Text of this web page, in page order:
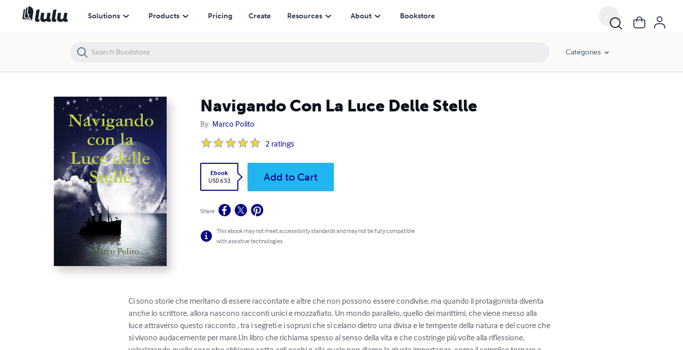
Solutions Products Pricing Create Resources About Bookstore
Categories
Navigando Con La Luce Delle Stelle
By Marco Polito
2 ratings
Ebook
USD 6.53
Add to Cart
Share
This ebook may not meet accessibility standards and may not be fully compatible
with assistive technologies.
Ci sono storie che meritano di essere raccontate e altre che non possono essere condivise, ma quando il protagonista diventa
anche lo scrittore, allora nascono racconti unici e mozzafiato. Un mondo parallelo, quello dei marittimi, che viene messo alla
luce attraverso questo racconto , tra i segreti e i soprusi che si celano dietro una divisa e le tempeste della natura e del cuore che
si vivono audacemente per mare.Un libro che richiama spesso al senso della vita e che costringe più volte alla riflessione,
Navigando Con La Luce Delle Stelle